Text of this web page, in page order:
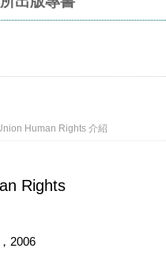
Human Rights 介紹
Rights
2006